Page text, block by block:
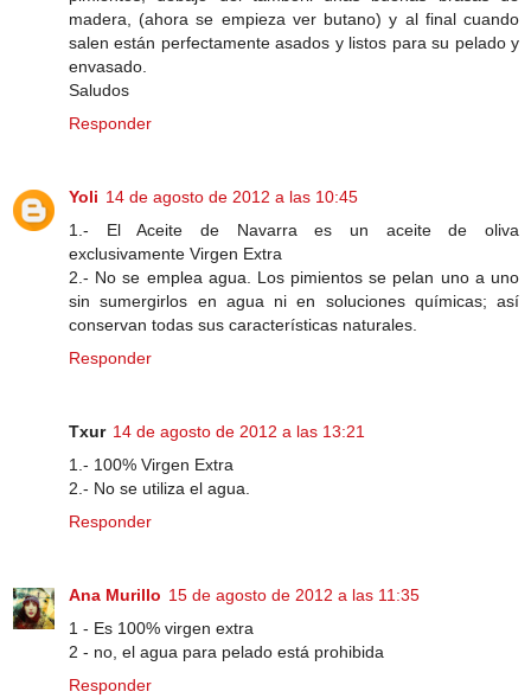
madera, (ahora se empieza ver butano) y al final cuando
salen están perfectamente asados y listos para su pelado y
envasado.
Saludos
Responder
Yoli 14 de agosto de 2012 a las 10:45
1.- El Aceite de Navarra es un aceite de oliva
exclusivamente Virgen Extra
2.- No se emplea agua. Los pimientos se pelan uno a uno
sin sumergirlos en agua ni en soluciones químicas; así
conservan todas sus características naturales.
Responder
Txur 14 de agosto de 2012 a las 13:21
1.- 100% Virgen Extra
2.- No se utiliza el agua.
Responder
Ana Murillo 15 de agosto de 2012 a las 11:35
1 - Es 100% virgen extra
2 - no, el agua para pelado está prohibida
Responder